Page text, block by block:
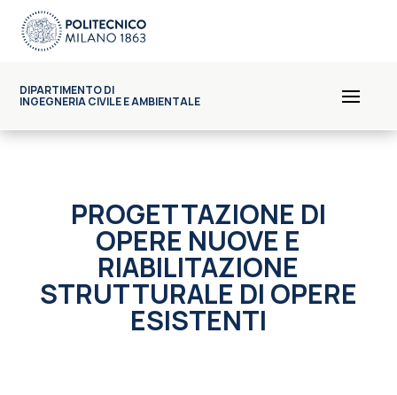
DIPARTIMENTO DI
INGEGNERIA CIVILE E AMBIENTALE
PROGETTAZIONE DI
OPERE NUOVE E
RIABILITAZIONE
STRUTTURALE DI OPERE
ESISTENTI